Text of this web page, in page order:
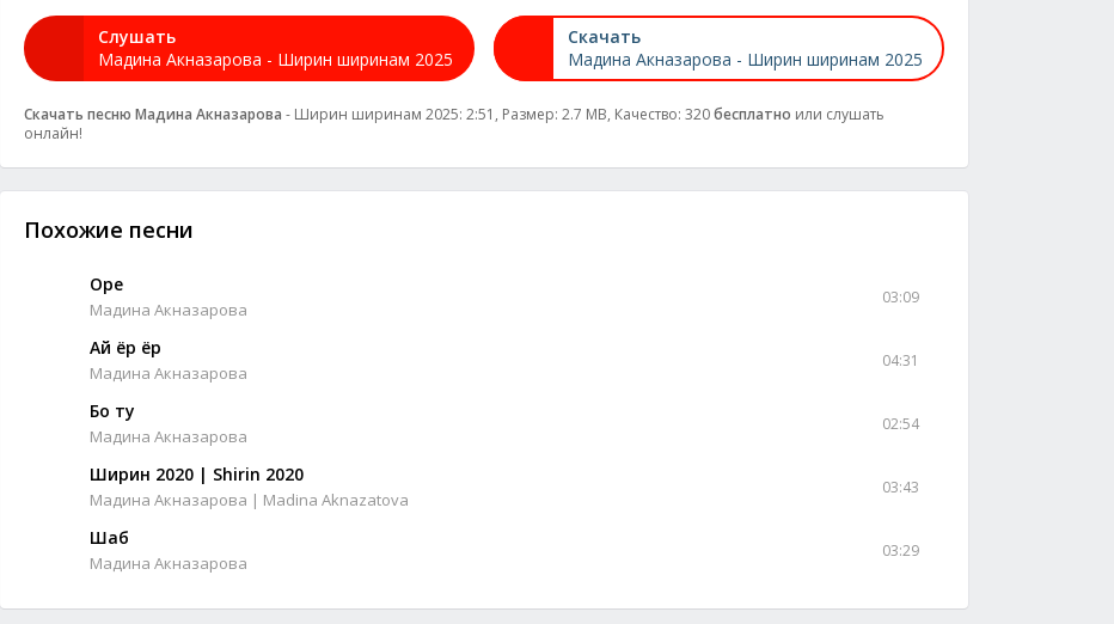
Слушать
Мадина Акназарова - Ширин ширинам 2025
Скачать
Мадина Акназарова - Ширин ширинам 2025
Скачать песню Мадина Акназарова - Ширин ширинам 2025: 2:51, Размер: 2.7 MB, Качество: 320бесплатно или слушать
онлайн!
Похожие песни
Оре
Мадина Акназарова
03:09
Ай ёр ёр
Мадина Акназарова
04:31
Бо ту
Мадина Акназарова
02:54
Ширин 2020 | Shirin 2020
Мадина Акназарова | Madina Aknazatova
03:43
Шаб
Мадина Акназарова
03:29